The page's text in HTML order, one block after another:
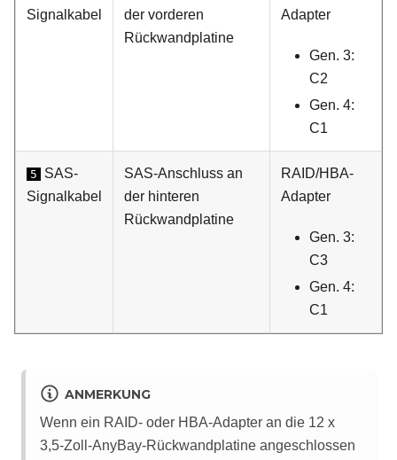
Signalkabel
der vorderen
Rückwandplatine
Adapter
Gen. 3:
C2
Gen. 4:
C1
5
SAS-
Signalkabel
SAS-Anschluss an
der hinteren
Rückwandplatine
RAID/HBA-
Adapter
Gen. 3:
C3
Gen. 4:
C1
ANMERKUNG
Wenn ein RAID- oder HBA-Adapter an die 12 x
3,5-Zoll-AnyBay-Rückwandplatine angeschlossen